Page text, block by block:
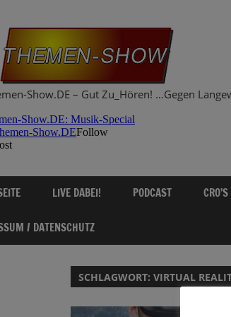
Show.DE – Gut Zu_Hören! …Gegen
LIVE DABEI! PODCAST
/ DATENSCHUTZ
SCHLAGWORT:VIRTUAL